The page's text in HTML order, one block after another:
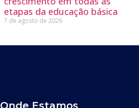
etapas da educação básica
7 de agosto de 2026